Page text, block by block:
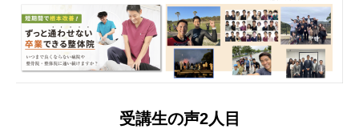
受講生の声2人目